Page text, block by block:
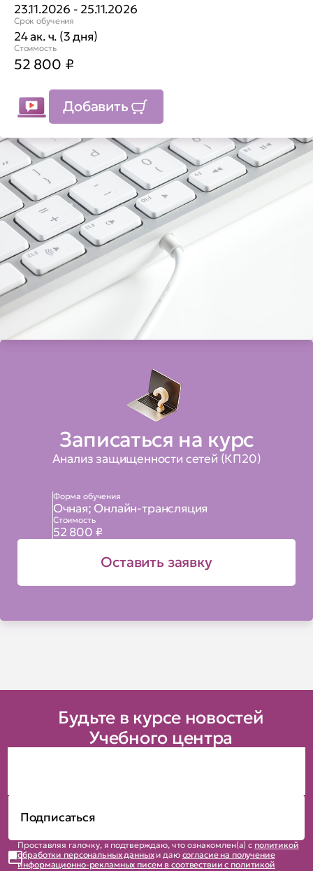
23.11.2026 - 25.11.2026
Срок обучения
24 ак. ч. (3 дня)
Стоимость
52 800 ₽
Добавить
Записаться на курс
Анализ защищенности сетей (КП20)
Форма обучения
Очная; Онлайн-трансляция
Стоимость
52 800 ₽
Оставить заявку
Будьте в курсе новостей
Учебного центра
Проставляя галочку, я подтверждаю, что ознакомлен(а) с политикой
обработки персональных данныхи даю согласие на получение
информационно-рекламных писем в соотвествии с политикой